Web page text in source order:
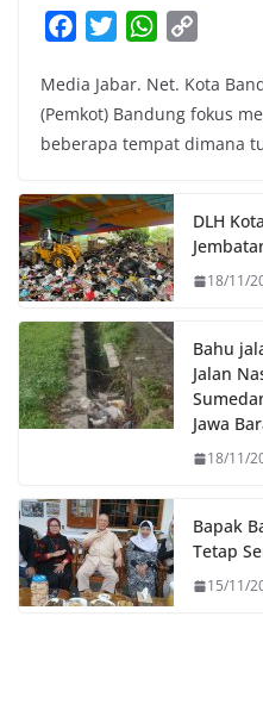
c
e
b
o
k
i
t
t
r
W
a
t
s
p
p
p
y
L
n
k
Media Jabar. Net. Kota
(Pemkot) Bandung fokus
beberapa tempat dimana
DLH
18/11/
Bahu
Jalan
Jawa
18/11/
Bapak
Tetap
15/11/